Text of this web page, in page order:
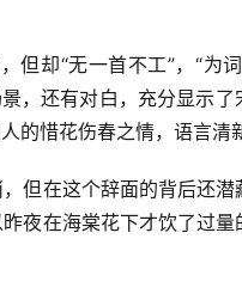
却“无一首不工”，“为
，还有对白，充分显示
的惜花伤春之情，语言清
但在这个辞面的背后还
夜在海棠花下才饮了过